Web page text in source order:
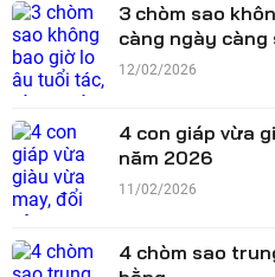
3 chòm sao
càng ngày
12/02/2026
4 con giáp vừa
năm 2026
11/02/2026
4 chòm sao